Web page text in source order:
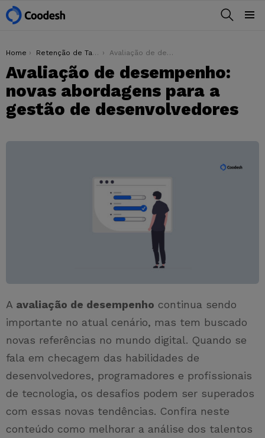
You are here:
Home Retenção de Talentos Avaliação de desempenho: novas abordagens para a gestão de desenvolvedores
Avaliação de desempenho:
novas abordagens para a
gestão de desenvolvedores
A avaliação de desempenho continua sendo
importante no atual cenário, mas tem buscado
novas referências no mundo digital. Quando se
fala em checagem das habilidades de
desenvolvedores, programadores e profissionais
de tecnologia, os desafios podem ser superados
com essas novas tendências. Confira neste
conteúdo como melhorar a análise dos talentos